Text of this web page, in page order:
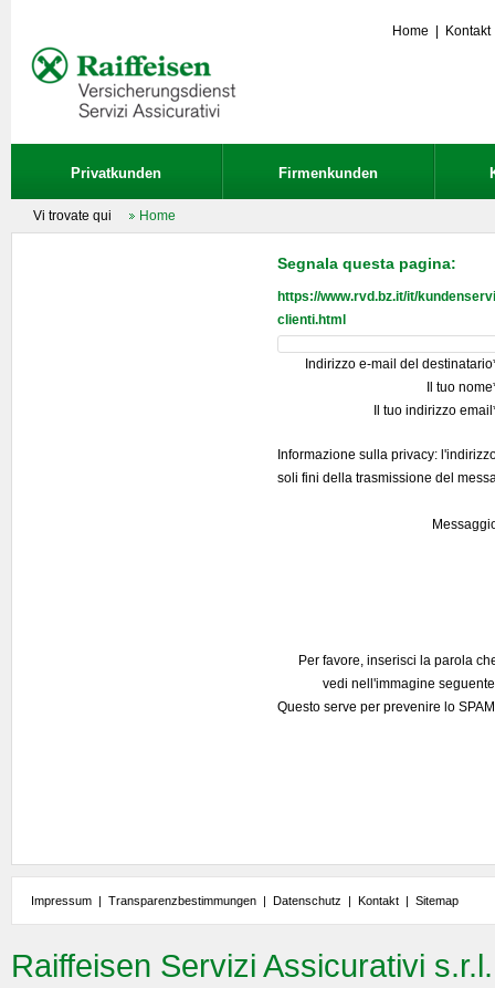
Home Kontakt
Privatkunden Firmenkunden
Vi trovate qui Home
Segnala questa pagina:
https://www.rvd.bz.it/it/
clienti.html
Indirizzo e-mail del
Il tuo
Il tuo indirizzo
Informazione sulla privacy:
soli fini della trasmissione del
Per favore, inserisci la parola
vedi nell'immagine
Questo serve per prevenire lo
Impressum | Transparenzbestimmungen | Datenschutz | Kontakt | Sitemap
Raiffeisen Servizi Assicurativi s.r.l.